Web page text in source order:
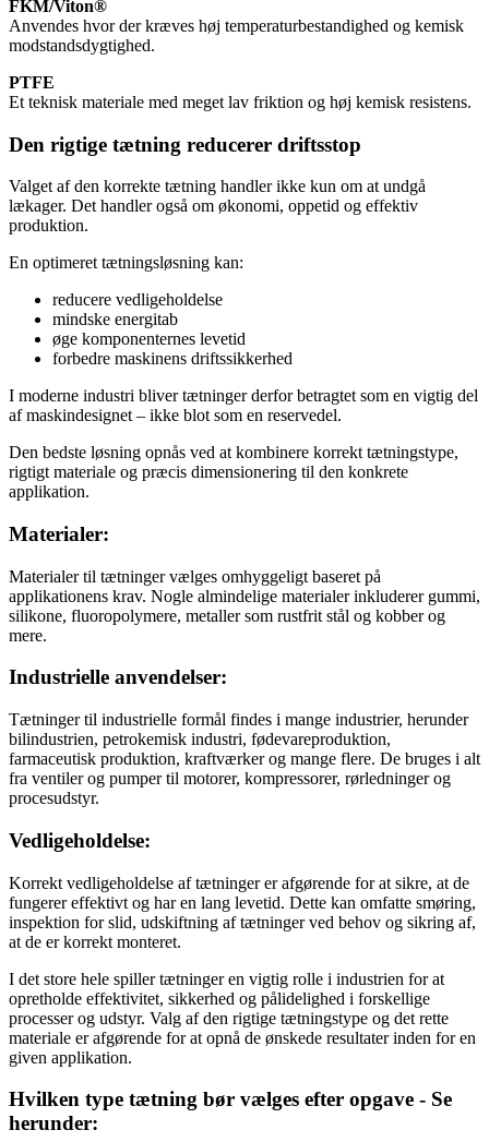
FKM/Viton®
Anvendes hvor der kræves høj temperaturbestandighed og kemisk
modstandsdygtighed.
PTFE
Et teknisk materiale med meget lav friktion og høj kemisk resistens.
Den rigtige tætning reducerer driftsstop
Valget af den korrekte tætning handler ikke kun om at undgå
lækager. Det handler også om økonomi, oppetid og effektiv
produktion.
En optimeret tætningsløsning kan:
reducere vedligeholdelse
mindske energitab
øge komponenternes levetid
forbedre maskinens driftssikkerhed
I moderne industri bliver tætninger derfor betragtet som en vigtig del
af maskindesignet – ikke blot som en reservedel.
Den bedste løsning opnås ved at kombinere korrekt tætningstype,
rigtigt materiale og præcis dimensionering til den konkrete
applikation.
Materialer:
Materialer til tætninger vælges omhyggeligt baseret på
applikationens krav. Nogle almindelige materialer inkluderer gummi,
silikone, fluoropolymere, metaller som rustfrit stål og kobber og
mere.
Industrielle anvendelser:
Tætninger til industrielle formål findes i mange industrier, herunder
bilindustrien, petrokemisk industri, fødevareproduktion,
farmaceutisk produktion, kraftværker og mange flere. De bruges i alt
fra ventiler og pumper til motorer, kompressorer, rørledninger og
procesudstyr.
Vedligeholdelse:
Korrekt vedligeholdelse af tætninger er afgørende for at sikre, at de
fungerer effektivt og har en lang levetid. Dette kan omfatte smøring,
inspektion for slid, udskiftning af tætninger ved behov og sikring af,
at de er korrekt monteret.
I det store hele spiller tætninger en vigtig rolle i industrien for at
opretholde effektivitet, sikkerhed og pålidelighed i forskellige
processer og udstyr. Valg af den rigtige tætningstype og det rette
materiale er afgørende for at opnå de ønskede resultater inden for en
given applikation.
Hvilken type tætning bør vælges efter opgave - Se
herunder: